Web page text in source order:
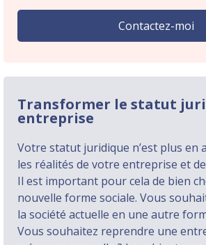
Contactez-moi
Transformer le statut
entreprise
Votre statut juridique n’est plus en
les réalités de votre entreprise et
Il est important pour cela de bien
nouvelle forme sociale. Vous
la société actuelle en une autre
Vous souhaitez reprendre une